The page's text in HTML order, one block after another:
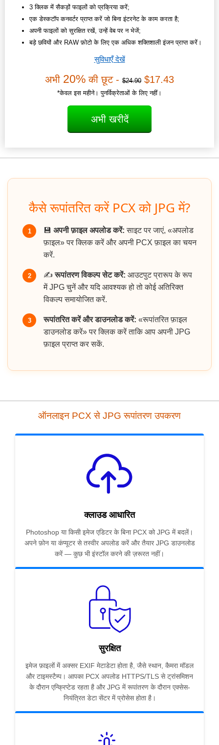
3 क्लिक में सैकड़ों फाइलों को प्रक्रिया करें;
एक डेस्कटॉप कनवर्टर प्राप्त करें जो बिना इंटरनेट के काम करता है;
अपनी फाइलों को सुरक्षित रखें, उन्हें वेब पर न भेजें;
बड़े छवियों और RAW फ़ोटो के लिए एक अधिक शक्तिशाली इंजन प्राप्त करें।
सुविधाएँ देखें
अभी 20% की छूट - $24.90 $17.43
*केवल इस महीने। पुनर्विक्रेताओं के लिए नहीं।
अभी खरीदें
कैसे रूपांतरित करें PCX को JPG में?
1 💾 अपनी फ़ाइल अपलोड करें: साइट पर जाएं, «अपलोड
फ़ाइल» पर क्लिक करें और अपनी PCX फ़ाइल का चयन
करें.
2 ✍️रूपांतरण विकल्प सेट करें: आउटपुट प्रारूप के रूप
में JPG चुनें और यदि आवश्यक हो तो कोई अतिरिक्त
विकल्प समायोजित करें.
3 रूपांतरित करें और डाउनलोड करें: «रूपांतरित फ़ाइल
डाउनलोड करें» पर क्लिक करें ताकि आप अपनी JPG
फ़ाइल प्राप्त कर सकें.
ऑनलाइन PCX से JPG रूपांतरण उपकरण
क्लाउड आधारित
Photoshop या किसी इमेज एडिटर के बिना PCX को JPG में बदलें।
अपने फ़ोन या कंप्यूटर से तस्वीर अपलोड करें और तैयार JPG डाउनलोड
करें — कुछ भी इंस्टॉल करने की ज़रूरत नहीं।
सुरक्षित
इमेज फ़ाइलों में अक्सर EXIF मेटाडेटा होता है, जैसे स्थान, कैमरा मॉडल
और टाइमस्टैम्प। आपका PCX अपलोड HTTPS/TLS से ट्रांसमिशन
के दौरान एन्क्रिप्टेड रहता है और JPG में रूपांतरण के दौरान एक्सेस-
नियंत्रित डेटा सेंटर में प्रोसेस होता है।